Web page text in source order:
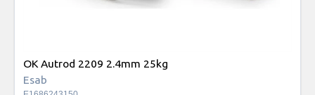
OK Autrod 2209 2.4mm 25kg
Esab